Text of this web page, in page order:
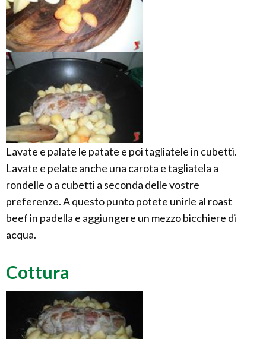
Lavate e palate le patate e poi tagliatele in cubetti.
Lavate e pelate anche una carota e tagliatela a
rondelle o a cubetti a seconda delle vostre
preferenze. A questo punto potete unirle al roast
beef in padella e aggiungere un mezzo bicchiere di
acqua.
Cottura